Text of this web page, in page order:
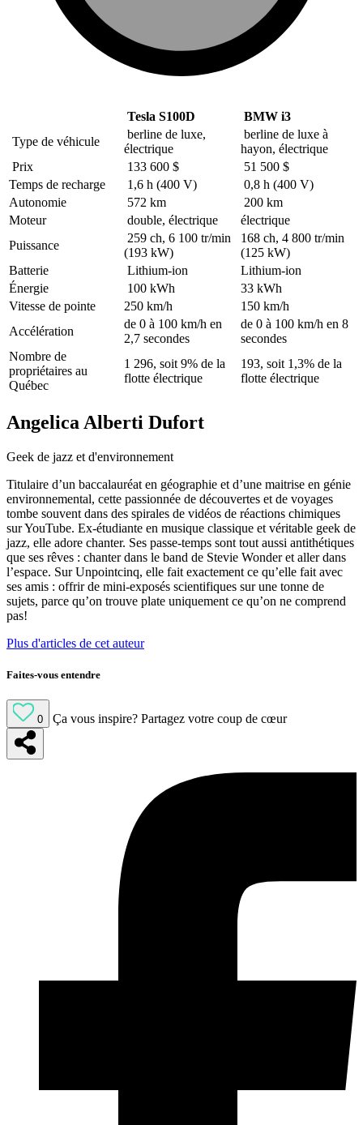
Tesla S100D
BMW i3
Type de véhicule
berline de luxe,
électrique
berline de luxe à
hayon, électrique
Prix
133 600 $
51 500 $
Temps de recharge
1,6 h (400 V)
0,8 h (400 V)
Autonomie
572 km
200 km
Moteur
double, électrique
électrique
Puissance
259 ch, 6 100 tr/min
(193 kW)
168 ch, 4 800 tr/min
(125 kW)
Batterie
Lithium-ion
Lithium-ion
Énergie
100 kWh
33 kWh
Vitesse de pointe
250 km/h
150 km/h
Accélération
de 0 à 100 km/h en
2,7 secondes
de 0 à 100 km/h en 8
secondes
Nombre de
propriétaires au
Québec
1 296, soit 9% de la
flotte électrique
193, soit 1,3% de la
flotte électrique
Angelica Alberti Dufort
Geek de jazz et d'environnement
Titulaire d’un baccalauréat en géographie et d’une maitrise en génie
environnemental, cette passionnée de découvertes et de voyages
tombe souvent dans des spirales de vidéos de réactions chimiques
sur YouTube. Ex-étudiante en musique classique et véritable geek de
jazz, elle adore chanter. Ses passe-temps sont tout aussi antithétiques
que ses rêves : chanter dans le band de Stevie Wonder et aller dans
l’espace. Sur Unpointcinq, elle fait exactement ce qu’elle fait avec
ses amis : offrir de mini-exposés scientifiques sur une tonne de
sujets, parce qu’on trouve plate uniquement ce qu’on ne comprend
pas!
Plus d'articles de cet auteur
Faites-vous entendre
0 Ça vous inspire? Partagez votre coup de cœur